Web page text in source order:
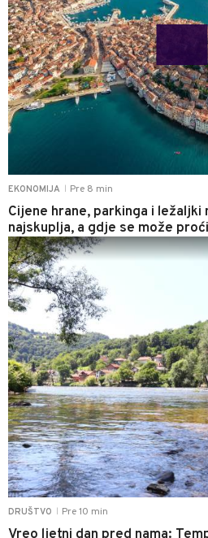
EKONOMIJA Pre 8 min
Cijene hrane, parkinga i ležaljki
najskuplja, a gdje se može
DRUŠTVO Pre 10 min